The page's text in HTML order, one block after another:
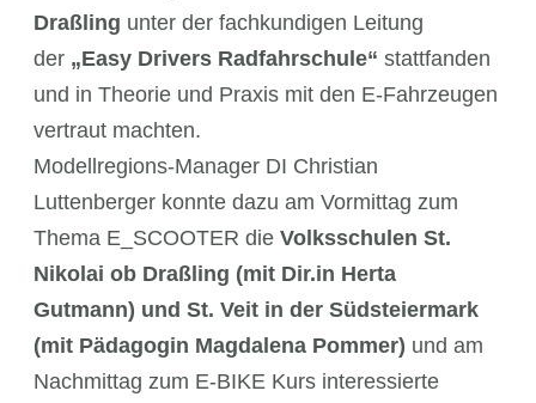
Draßling unter der fachkundigen Leitung
der „Easy Drivers Radfahrschule“ stattfanden
und in Theorie und Praxis mit den E-Fahrzeugen
vertraut machten.
Modellregions-Manager DI Christian
Luttenberger konnte dazu am Vormittag zum
Thema E_SCOOTER die Volksschulen St.
Nikolai ob Draßling (mit Dir.in Herta
Gutmann) und St. Veit in der Südsteiermark
(mit Pädagogin Magdalena Pommer) und am
Nachmittag zum E-BIKE Kurs interessierte